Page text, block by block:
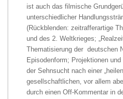
ist auch das filmische
unterschiedlicher
(Rückblenden: zeitrafferartige
und des 2. Weltkrieges;
Thematisierung der deutschen
Episodenform; Projektionen
der Sehnsucht nach einer
gesellschaftlichen, vor allem
durch einen Off-Kommentar in